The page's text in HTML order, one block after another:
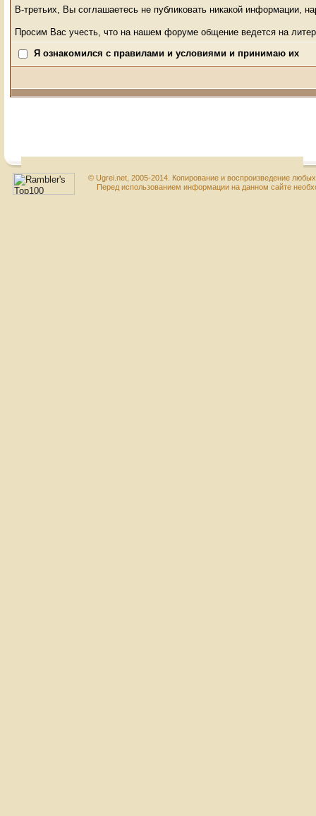
В-третьих, Вы соглашаетесь не публиковать никакой информации,
Просим Вас учесть, что на нашем форуме общение ведется на
Я ознакомился с правилами и условиями и принимаю их
© Ugrei.net, 2005-2014. Копирование и воспроизведение
Перед использованием информации на данном сайте